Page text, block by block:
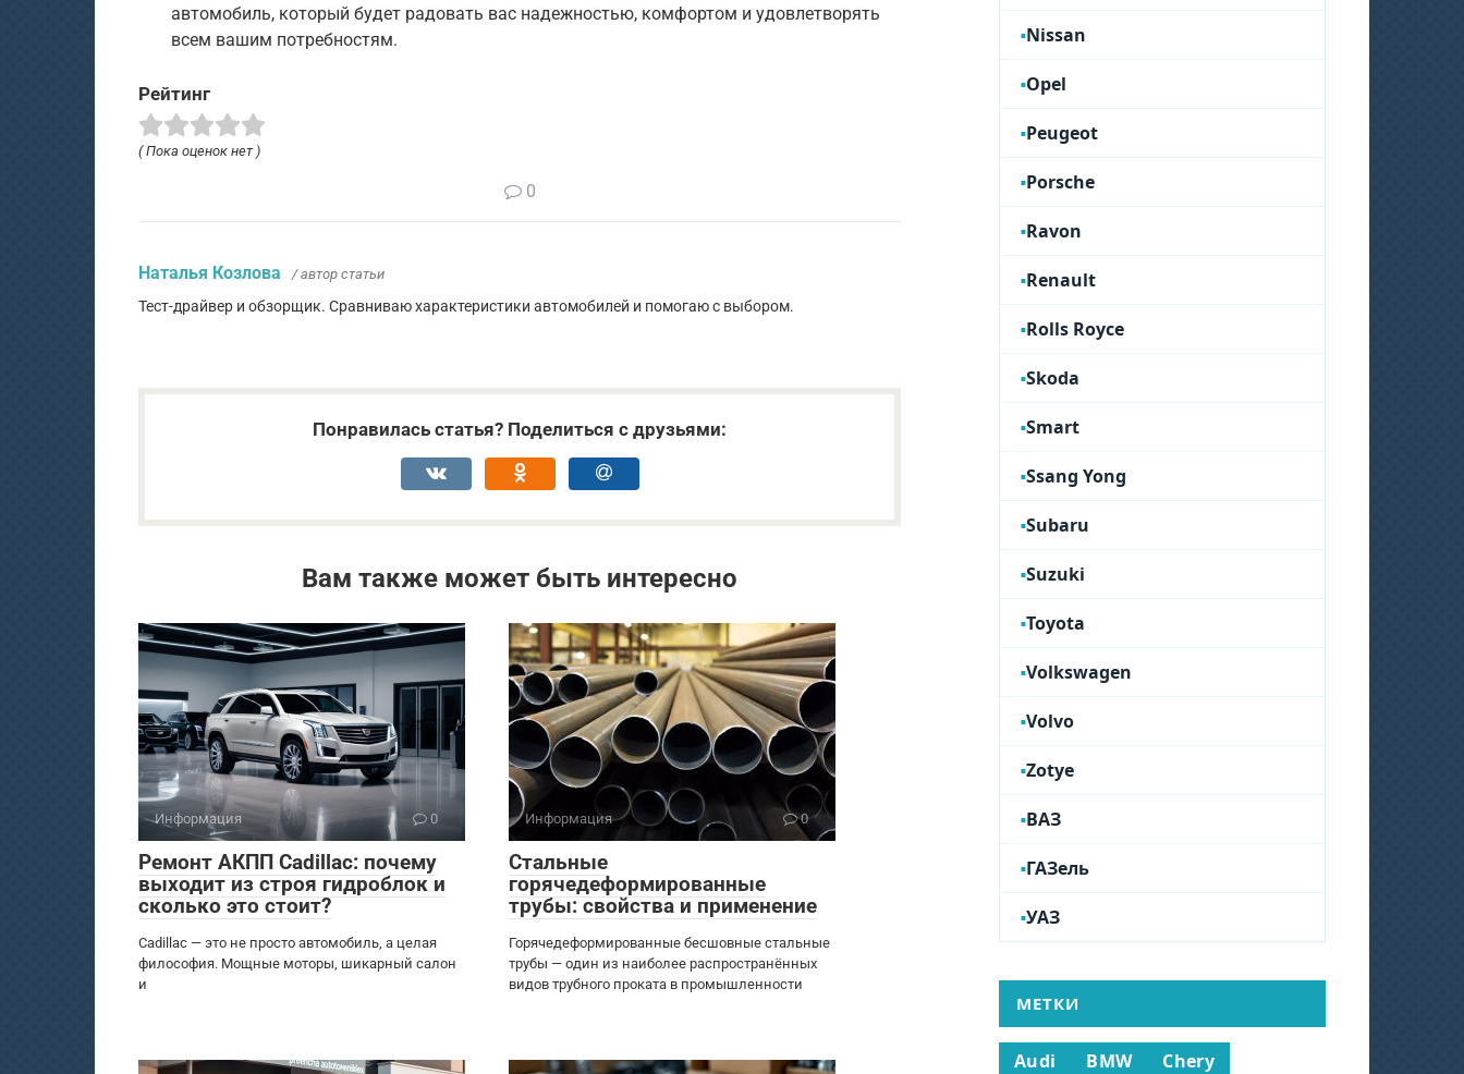
автомобиль, который будет радовать вас надежностью, комфортом и удовлетворять
всем вашим потребностям.
Рейтинг
( Пока оценок нет )
0
Наталья Козлова / автор статьи
Тест-драйвер и обзорщик. Сравниваю характеристики автомобилей и помогаю с выбором.
Понравилась статья? Поделиться с друзьями:
Вам также может быть интересно
Информация 0
Ремонт АКПП Cadillac: почему
выходит из строя гидроблок и
сколько это стоит?
Cadillac — это не просто автомобиль, а целая
философия. Мощные моторы, шикарный салон
и
Информация 0
Стальные
горячедеформированные
трубы: свойства и применение
Горячедеформированные бесшовные стальные
трубы — один из наиболее распространённых
видов трубного проката в промышленности
Nissan
Opel
Peugeot
Porsche
Ravon
Renault
Rolls Royce
Skoda
Smart
Ssang Yong
Subaru
Suzuki
Toyota
Volkswagen
Volvo
Zotye
ВАЗ
ГАЗель
УАЗ
МЕТКИ
Audi BMW
Chery